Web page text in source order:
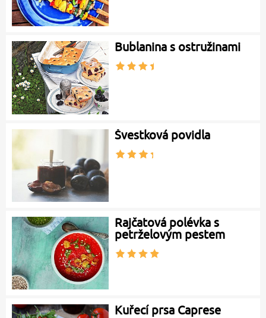
Bublanina s ostružinami
Švestková povidla
Rajčatová polévka s
petrželovým pestem
Kuřecí prsa Caprese